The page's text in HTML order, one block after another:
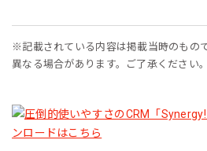
※記載されている内容は掲載当時のもの
異なる場合があります。ご了承ください。